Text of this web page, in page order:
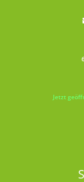
Klicken, um
Jetzt